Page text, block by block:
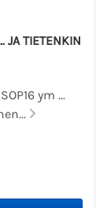
JA TIETENKIN
ym ...